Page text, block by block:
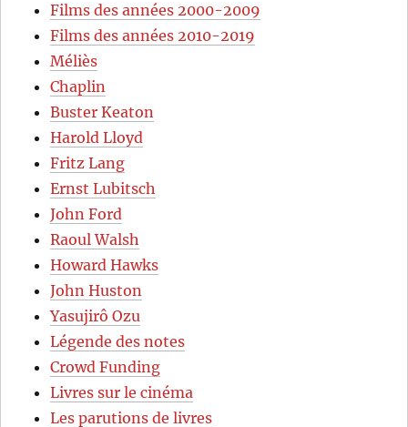
Films des années 2000-2009
Films des années 2010-2019
Méliès
Chaplin
Buster Keaton
Harold Lloyd
Fritz Lang
Ernst Lubitsch
John Ford
Raoul Walsh
Howard Hawks
John Huston
Yasujirô Ozu
Légende des notes
Crowd Funding
Livres sur le cinéma
Les parutions de livres